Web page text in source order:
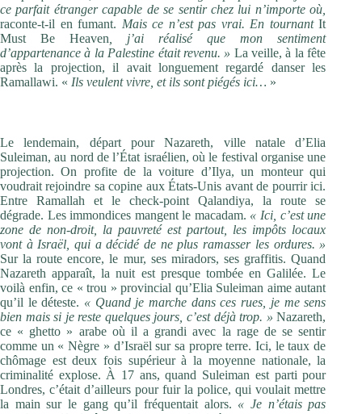
ce parfait étranger capable de se sentir chez lui n’importe où,
raconte-t-il en fumant. Mais ce n’est pas vrai. En tournantIt
Must Be Heaven , j’ai réalisé que mon sentiment
d’appartenance à la Palestine était revenu. » La veille, à la fête
après la projection, il avait longuement regardé danser les
Ramallawi. « Ils veulent vivre, et ils sont piégés ici… »
Le lendemain, départ pour Nazareth, ville natale d’Elia
Suleiman, au nord de l’État israélien, où le festival organise une
projection. On profite de la voiture d’Ilya, un monteur qui
voudrait rejoindre sa copine aux États-Unis avant de pourrir ici.
Entre Ramallah et le check-point Qalandiya, la route se
dégrade. Les immondices mangent le macadam. « Ici, c’est une
zone de non-droit, la pauvreté est partout, les impôts ­locaux
vont à Israël, qui a décidé de ne plus ramasser les ­ordures. »
Sur la route encore, le mur, ses miradors, ses graffitis. Quand
Nazareth apparaît, la nuit est presque tombée en Galilée. Le
voilà enfin, ce « trou » provincial qu’Elia Suleiman aime autant
qu’il le déteste. « Quand je marche dans ces rues, je me sens
bien mais si je reste quelques jours, c’est déjà trop. » Nazareth,
ce « ghetto » arabe où il a grandi avec la rage de se sentir
comme un « Nègre » d’Israël sur sa propre terre. Ici, le taux de
chômage est deux fois supérieur à la moyenne nationale, la
criminalité explose. À 17 ans, quand Suleiman est parti pour
Londres, c’était d’ailleurs pour fuir la police, qui voulait mettre
la main sur le gang qu’il fréquentait alors. « Je n’étais pas